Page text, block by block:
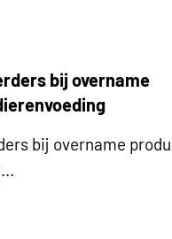
bij overname
bij overname